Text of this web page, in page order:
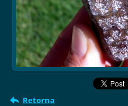
Retorna